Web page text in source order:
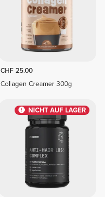
CHF 25.00
Collagen Creamer 300g
NICHT AUF LAGER